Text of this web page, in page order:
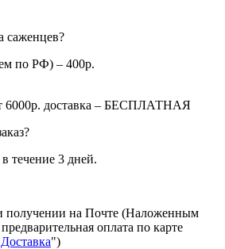
саженцев?
по РФ) – 400р.
6000р. доставка – БЕСПЛАТНАЯ
течение 3 дней.
получении на Почте (Наложенным
оплата по карте
Доставка")